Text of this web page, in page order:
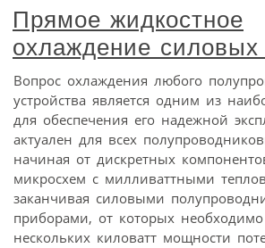
Прямое жидкостное
охлаждение силовых
Вопрос охлаждения любого
устройства является одним из
для обеспечения его надежной
актуален для всех
начиная от дискретных
микросхем с милливаттными
заканчивая силовыми
приборами, от которых
нескольких киловатт мощности